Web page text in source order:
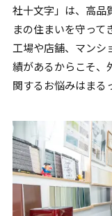
社十文字」は、高品
まの住まいを守って
工場や店舗、マンシ
績があるからこそ、
関するお悩みはまる